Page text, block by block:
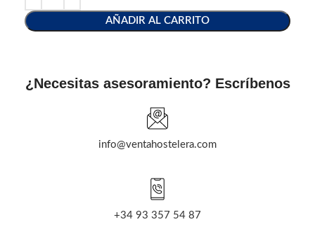
AÑADIR AL CARRITO
¿Necesitas asesoramiento? Escríbenos
info@ventahostelera.com
+34 93 357 54 87